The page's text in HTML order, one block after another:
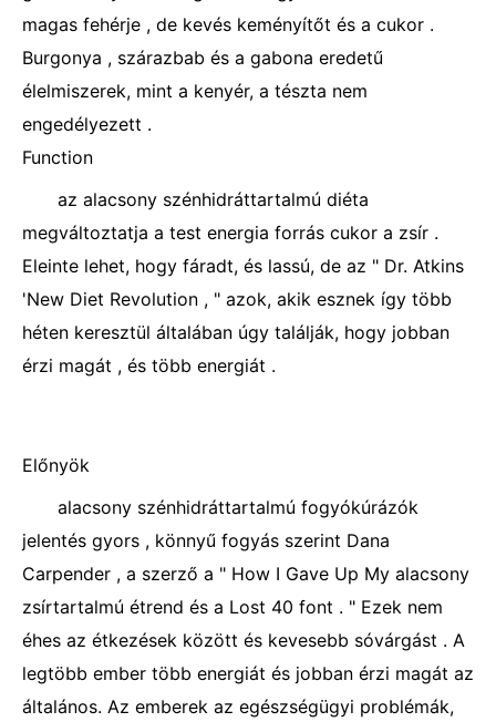
magas fehérje , de kevés keményítőt és a cukor .
Burgonya , szárazbab és a gabona eredetű
élelmiszerek, mint a kenyér, a tészta nem
engedélyezett .
Function
az alacsony szénhidráttartalmú diéta
megváltoztatja a test energia forrás cukor a zsír .
Eleinte lehet, hogy fáradt, és lassú, de az " Dr. Atkins
'New Diet Revolution , " azok, akik esznek így több
héten keresztül általában úgy találják, hogy jobban
érzi magát , és több energiát .
Előnyök
alacsony szénhidráttartalmú fogyókúrázók
jelentés gyors , könnyű fogyás szerint Dana
Carpender , a szerző a " How I Gave Up My alacsony
zsírtartalmú étrend és a Lost 40 font . " Ezek nem
éhes az étkezések között és kevesebb sóvárgást . A
legtöbb ember több energiát és jobban érzi magát az
általános. Az emberek az egészségügyi problémák,